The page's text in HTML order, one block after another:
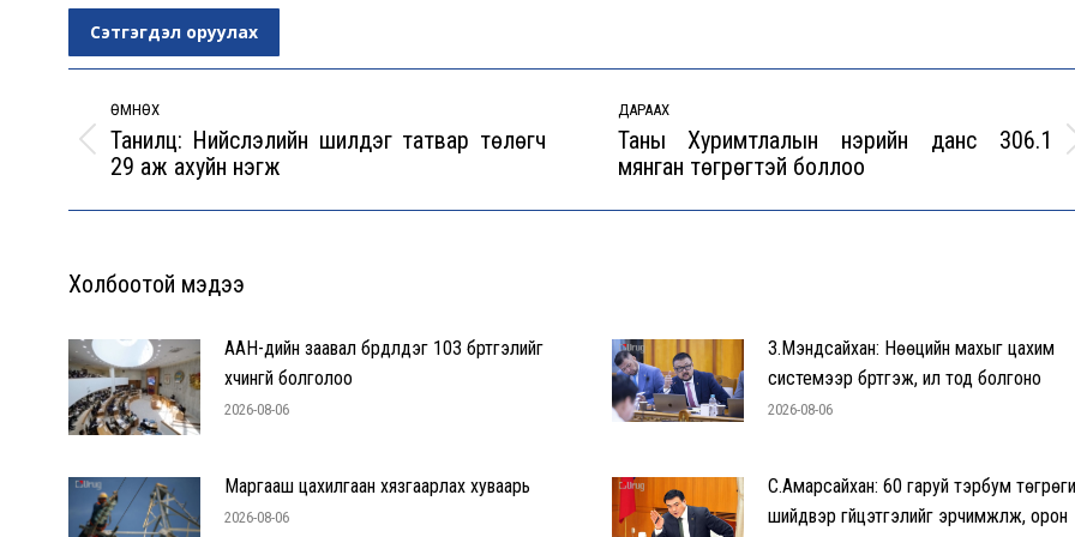
Сэтгэгдэл оруулах
navigation
ӨМНӨХ
Previous
Танилц: Нийслэлийн шилдэг татвар төлөгч
29 аж ахуйн нэгж
ДАРААХ
Next
Таны Хуримтлалын нэрийн данс 306.1
мянган төгрөгтэй боллоо
Холбоотой мэдээ
ААН-үүдийн заавал бүрдүүлдэг 103 бүртгэлийг
хүчингүй болголоо
2026-08-06
З.Мэндсайхан: Нөөцийн махыг цахим
системээр бүртгэж, ил тод болгоно
2026-08-06
Маргааш цахилгаан хязгаарлах хуваарь
2026-08-06
С.Амарсайхан: 60 гаруй тэрбум
шийдвэр гүйцэтгэлийг эрчимжүүлж, орон